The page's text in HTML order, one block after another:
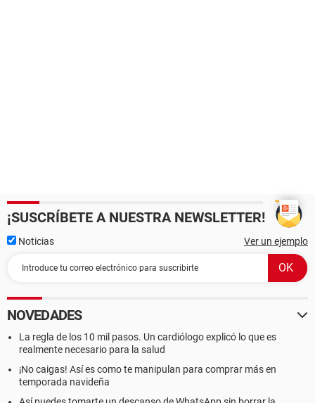
¡SUSCRÍBETE A NUESTRA NEWSLETTER!
Noticias Ver un ejemplo
NOVEDADES
La regla de los 10 mil pasos. Un cardiólogo explicó lo que es
realmente necesario para la salud
¡No caigas! Así es como te manipulan para comprar más en
temporada navideña